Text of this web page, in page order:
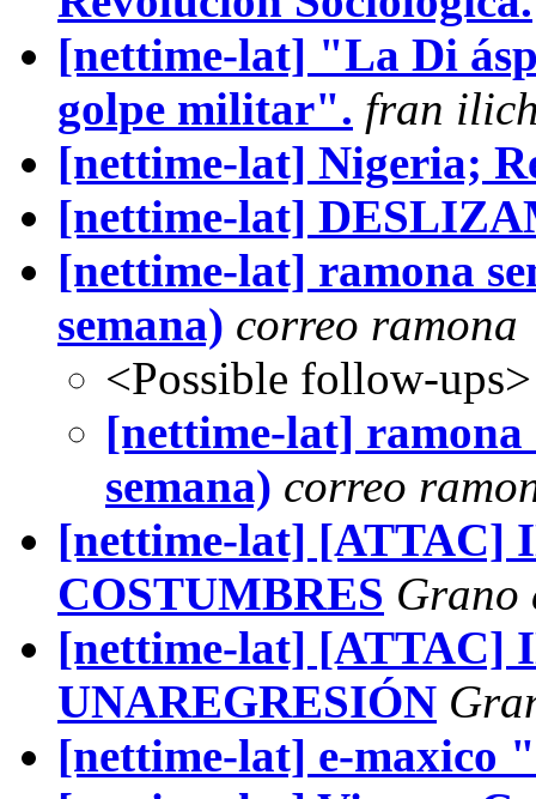
[nettime-lat] "La Di
golpe militar". fran
[nettime-lat] Nigeria;
[nettime-lat]
[nettime-lat] ramona
semana) correo ramona
<Possible follow-ups>
[nettime-lat] ramona
semana) correo
[nettime-lat] [ATTAC]
COSTUMBRES Grano
[nettime-lat] [ATTAC]
UNAREGRESIÓN
[nettime-lat] e-maxico